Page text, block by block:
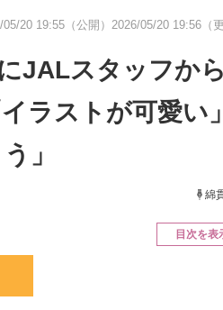
05/20 19:55（公開） 2026/05/20 19:56（更
JALスタッフから
ラストが可愛い」
」
綿
目次を表